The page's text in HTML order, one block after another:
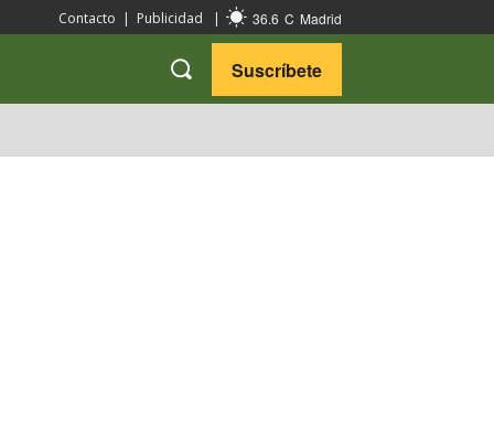
Contacto | Publicidad | 36.6 C Madrid
Suscríbete